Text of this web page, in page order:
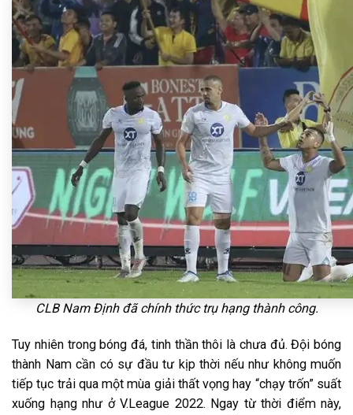
CLB Nam Định đã chính thức trụ hạng thành công.
Tuy nhiên trong bóng đá, tinh thần thôi là chưa đủ. Đội bóng
thành Nam cần có sự đầu tư kịp thời nếu như không muốn
tiếp tục trải qua một mùa giải thất vọng hay “chạy trốn” suất
xuống hạng như ở V.League 2022. Ngay từ thời điểm này,